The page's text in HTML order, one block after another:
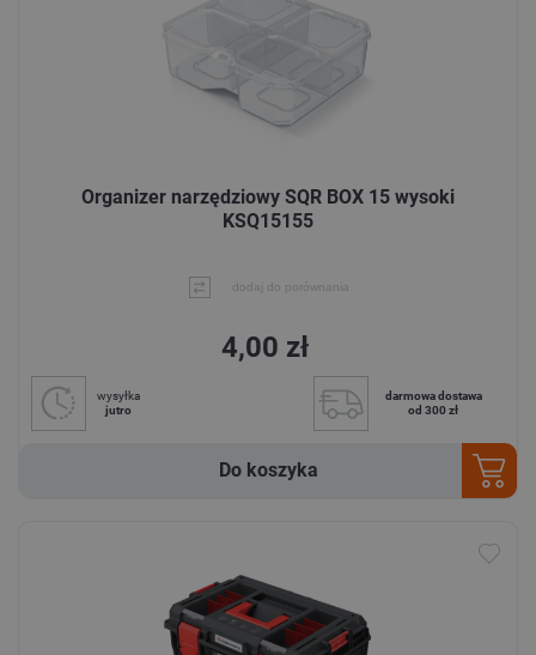
Organizer narzędziowy SQR BOX 15 wysoki
KSQ15155
dodaj do porównania
4,00 zł
wysyłka
jutro
darmowa dostawa
od 300 zł
Do koszyka